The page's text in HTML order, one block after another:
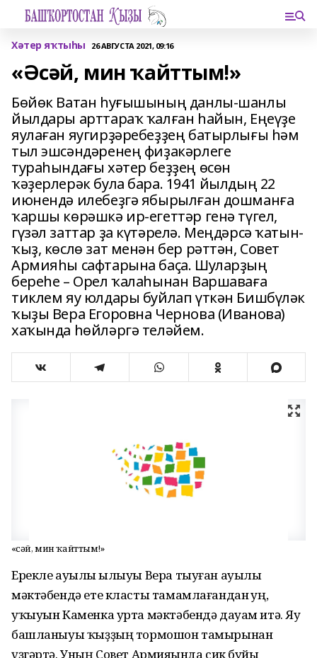
Хәтер яҡтыһы 26 АВГУСТА 2021, 09:16
«Әсәй, мин ҡайттым!»
Бөйөк Ватан һуғышының данлы-шанлы
йылдары арттараҡ ҡалған һайын, Еңеүҙе
яулаған яугирҙәребеҙҙең батырлығы һәм
тыл эшсәндәренең фиҙакәрлеге
тураһындағы хәтер беҙҙең өсөн
ҡәҙерлерәк була бара. 1941 йылдың 22
июнендә илебеҙгә ябырылған дошманға
ҡаршы көрәшкә ир-егеттәр генә түгел,
гүзәл заттар ҙа күтәрелә. Меңдәрсә ҡатын-
ҡыҙ, көслө зат менән бер рәттән, Совет
Армияһы сафтарына баҫа. Шуларҙың
береһе – Орел ҡалаһынан Варшаваға
тиклем яу юлдары буйлап үткән Бишбүләк
ҡыҙы Вера Егоровна Чернова (Иванова)
хаҡында һөйләргә теләйем.
«Әсәй, мин ҡайттым!»
Ерекле ауылы һылыуы Вера тыуған ауылы
мәктәбендә ете класты тамамлағандан һуң,
уҡыуын Каменка урта мәктәбендә дауам итә. Яу
башланыуы ҡыҙҙың тормошон тамырынан
үҙгәртә. Уның Совет Армияһында сик буйы